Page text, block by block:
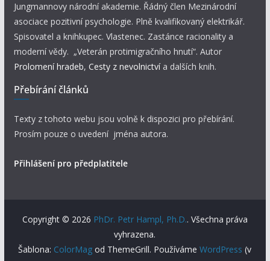
Jungmannovy národní akademie. Řádný člen Mezinárodní
asociace pozitivní psychologie. Plně kvalifikovaný elektrikář.
Spisovatel a knihkupec. Vlastenec. Zastánce racionality a
moderní vědy. „Veterán protimigračního hnutí“. Autor
Prolomení hradeb, Cesty z nevolnictví a dalších knih.
Přebírání článků
Texty z tohoto webu jsou volně k dispozici pro přebírání.
Prosím pouze o uvedení jména autora.
Přihlášení pro předplatitele
Copyright © 2026 PhDr. Petr Hampl, Ph.D.. Všechna práva
vyhrazena.
Šablona: ColorMag od ThemeGrill. PoužívámeWordPress (v